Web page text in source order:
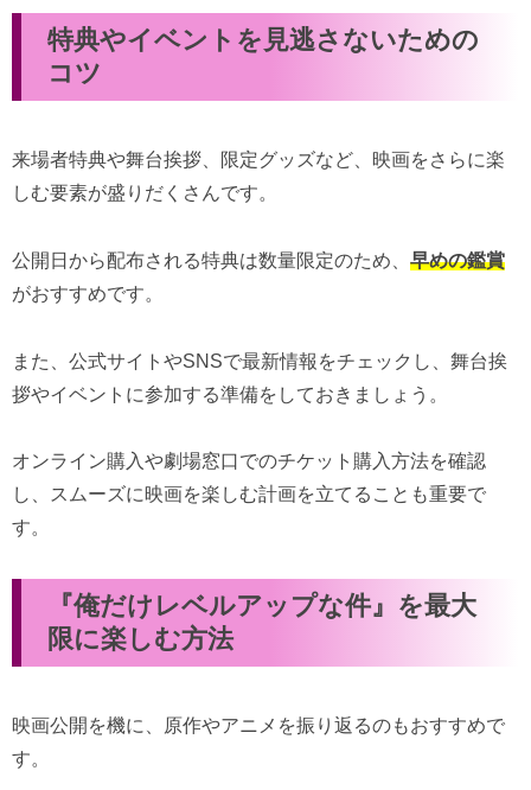
特典やイベントを見逃さないための
コツ
来場者特典や舞台挨拶、限定グッズなど、映画をさらに楽
しむ要素が盛りだくさんです。
公開日から配布される特典は数量限定のため、 早めの鑑賞
がおすすめです。
また、公式サイトやSNSで最新情報をチェックし、舞台挨
拶やイベントに参加する準備をしておきましょう。
オンライン購入や劇場窓口でのチケット購入方法を確認
し、スムーズに映画を楽しむ計画を立てることも重要で
す。
『俺だけレベルアップな件』を最大
限に楽しむ方法
映画公開を機に、原作やアニメを振り返るのもおすすめで
す。